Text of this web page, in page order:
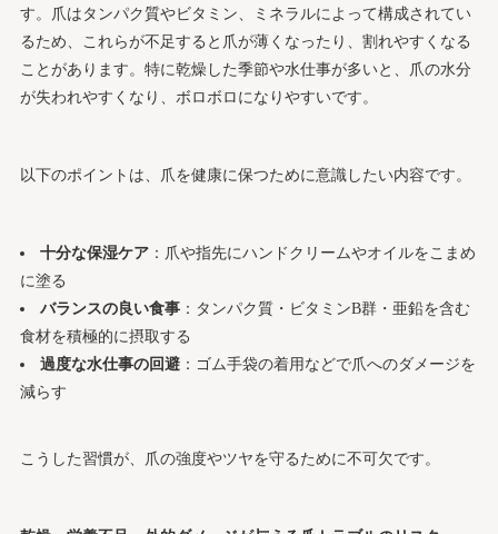
す。爪はタンパク質やビタミン、ミネラルによって構成されてい
るため、これらが不足すると爪が薄くなったり、割れやすくなる
ことがあります。特に乾燥した季節や水仕事が多いと、爪の水分
が失われやすくなり、ボロボロになりやすいです。
以下のポイントは、爪を健康に保つために意識したい内容です。
十分な保湿ケア ：爪や指先にハンドクリームやオイルをこまめ
に塗る
バランスの良い食事 ：タンパク質・ビタミンB群・亜鉛を含む
食材を積極的に摂取する
過度な水仕事の回避 ：ゴム手袋の着用などで爪へのダメージを
減らす
こうした習慣が、爪の強度やツヤを守るために不可欠です。